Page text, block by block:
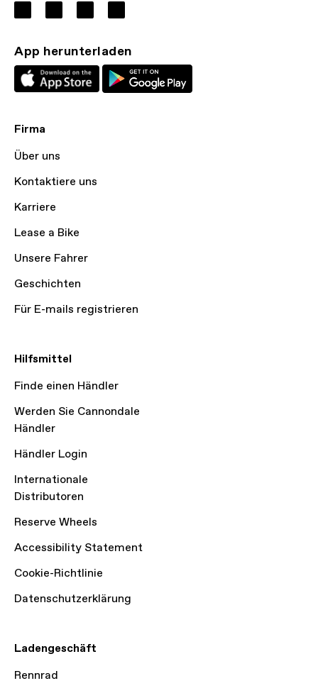
App herunterladen
Firma
Über uns
Kontaktiere uns
Karriere
Lease a Bike
Unsere Fahrer
Geschichten
Für E-mails registrieren
Hilfsmittel
Finde einen Händler
Werden Sie Cannondale
Händler
Händler Login
Internationale
Distributoren
Reserve Wheels
Accessibility Statement
Cookie-Richtlinie
Datenschutzerklärung
Ladengeschäft
Rennrad